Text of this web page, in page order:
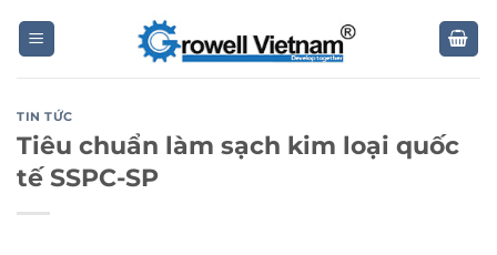
TIN TỨC
Tiêu chuẩn làm sạch kim loại quốc
tế SSPC-SP